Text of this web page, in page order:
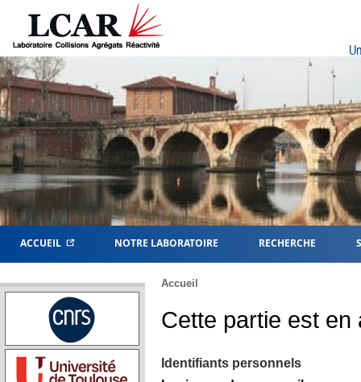
ACCUEIL NOTRE LABORATOIRE RECHERCHE
Accueil
Cette partie est en
Identifiants personnels